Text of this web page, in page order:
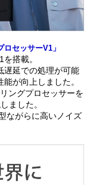
セッサーV1」
搭載。
遅延での処理が可能
が向上しました。
ングプロセッサーを
ました。
ながらに高いノイズ